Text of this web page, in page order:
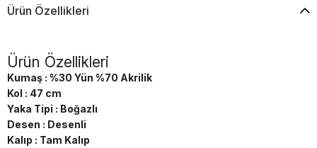
Ürün Özellikleri
Ürün Özellikleri
Kumaş : %30 Yün %70 Akrilik
Kol : 47 cm
Yaka Tipi : Boğazlı
Desen : Desenli
Kalıp : Tam Kalıp